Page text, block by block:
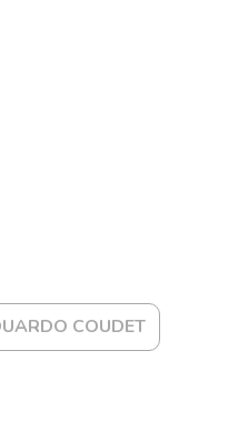
COUDET